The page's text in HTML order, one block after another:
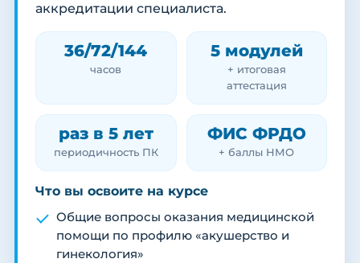
аккредитации специалиста.
36/72/144
часов
5 модулей
+ итоговая
аттестация
раз в 5 лет
периодичность ПК
ФИС ФРДО
+ баллы НМО
Что вы освоите на курсе
Общие вопросы оказания медицинской
помощи по профилю «акушерство и
гинекология»